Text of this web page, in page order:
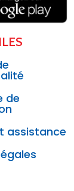
de
assistance